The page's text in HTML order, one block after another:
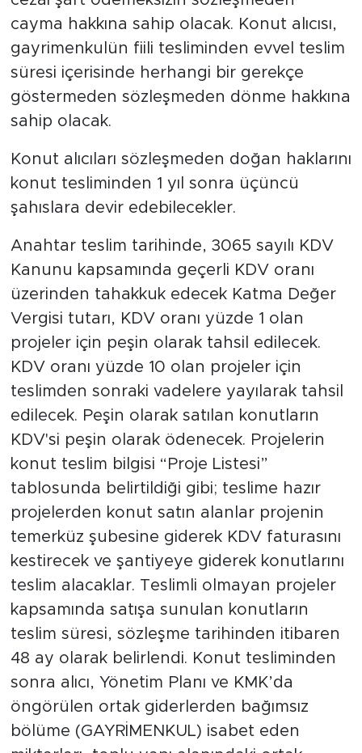
cayma hakkına sahip olacak. Konut alıcısı,
gayrimenkulün fiili tesliminden evvel teslim
süresi içerisinde herhangi bir gerekçe
göstermeden sözleşmeden dönme hakkına
sahip olacak.
Konut alıcıları sözleşmeden doğan haklarını
konut tesliminden 1 yıl sonra üçüncü
şahıslara devir edebilecekler.
Anahtar teslim tarihinde, 3065 sayılı KDV
Kanunu kapsamında geçerli KDV oranı
üzerinden tahakkuk edecek Katma Değer
Vergisi tutarı, KDV oranı yüzde 1 olan
projeler için peşin olarak tahsil edilecek.
KDV oranı yüzde 10 olan projeler için
teslimden sonraki vadelere yayılarak tahsil
edilecek. Peşin olarak satılan konutların
KDV'si peşin olarak ödenecek. Projelerin
konut teslim bilgisi “Proje Listesi”
tablosunda belirtildiği gibi; teslime hazır
projelerden konut satın alanlar projenin
temerküz şubesine giderek KDV faturasını
kestirecek ve şantiyeye giderek konutlarını
teslim alacaklar. Teslimli olmayan projeler
kapsamında satışa sunulan konutların
teslim süresi, sözleşme tarihinden itibaren
48 ay olarak belirlendi. Konut tesliminden
sonra alıcı, Yönetim Planı ve KMK’da
öngörülen ortak giderlerden bağımsız
bölüme (GAYRİMENKUL) isabet eden